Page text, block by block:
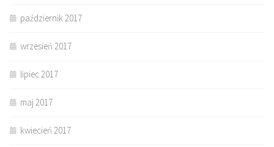
październik 2017
wrzesień 2017
lipiec 2017
maj 2017
kwiecień 2017